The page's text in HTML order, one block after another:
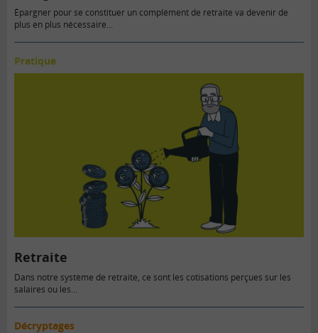
Épargner pour se constituer un complément de retraite va devenir de
plus en plus nécessaire...
Pratique
Retraite
Dans notre système de retraite, ce sont les cotisations perçues sur les
salaires ou les...
Décryptages